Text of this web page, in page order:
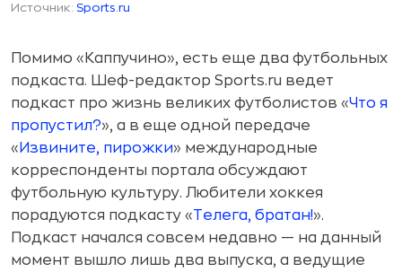
Источник: Sports.ru
Помимо «Каппучино», есть еще два футбольных
подкаста. Шеф-редактор Sports.ru ведет
подкаст про жизнь великих футболистов «Что я
пропустил?», а в еще одной передаче
« Извините, пирожки» международные
корреспонденты портала обсуждают
футбольную культуру. Любители хоккея
порадуются подкасту «Телега, братан!».
Подкаст начался совсем недавно — на данный
момент вышло лишь два выпуска, а ведущие